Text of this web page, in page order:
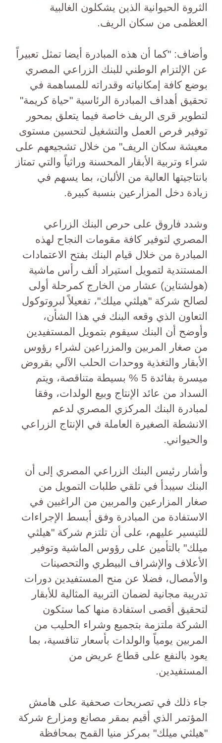
الثروة الحيوانية الذين يشكلون الغالبية
العظمى من سكان الريف.
وأضاف: "كما أن هذه المبادرة أيضا تمثل تعبيراً
عن الإلتزام الوطني للبنك الزراعي المصري
بوضع كافة إمكانياته وقدراته للمساهمة في
تحقيق أهداف المبادرة الرئاسية "حياة كريمة"
لتطوير قرى الريف خاصة فيما يتعلق بمحور
توفير فرص العمل والتشغيل لتحسين مستوى
معيشة سكان الريف" من خلال تشجيعهم على
شراء وتربية الأبقار المحسنة وراثياً والتي تمتاز
بانتاجيتها العالية من الألبان، بما يسهم في
زيادة دخل المزارعين بنسبة كبيرة.
وشدد فاروق على حرص البنك الزراعي
المصري لتوفير كافة مقومات النجاح لهذه
المبادرة من خلال قيام البنك بفتح الاعتمادات
المستندية لتمويل استيراد ألف رأس ماشية
(هولشتاين) عشار من الخارج كمرحلة أولى
لصالح شركة "هيلثي ميلك"، تفعيلاً لبروتوكول
التعاون الذي وقعه البنك في هذا الشأن،
وأوضح أن البنك سيقوم بتمويل المستفيدين
من صغار المربين والمزراعين لشراء رؤوس
الأبقار والتغذية ووحدات الحلب الآلي بقروض
ميسرة بفائدة 5 % بسيطة متناقصة، ويتم
السداد من عائد الإنتاج وبيع الولدات، وفقا
لمبادرة البنك المركزي المصري لدعم
الانشطة الصغيرة العاملة في الإنتاج الزراعي
والحيواني.
وأشار رئيس البنك الزراعي المصري إلى أن
البنك سيبدأ في تلقي طلبات التمويل من
صغار المزارعين والمربين من الراغبين في
الاستفادة من المبادرة وفق أبسط الإجراءات
للتيسير عليهم، على أن تلتزم شركة "هيلثي
ميلك" بالتأمين على رؤوس الماشية وتوفير
الأعلاف والإشراف البيطري والتحصينات
والأمصال، فضلا عن منح المستفيدين دورات
تدريبة مجانية لضمان التربية المثالية للأبقار
لتحقيق أقصى استفادة منها كما ستكون
الشركة ملتزمة بتجميع وشراء الحليب من
المربين يومياً والولدات بأسعار تنافسية، بما
يعود بالنفع على قطاع عريض من
المستفيدين.
جاء ذلك في تصريحات صحفية على هامش
المؤتمر الذي أقيم بمقر مصانع ومزارع شركة
"هيلثي ميلك" بمركز منيا القمح بمحافظة